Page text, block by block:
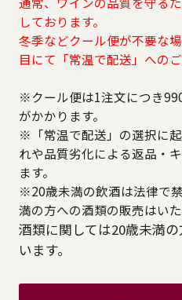
しております。
冬季などクール便が不要な
目にて「常温で配送」への
※クール便は1注文につき
がかかります。
※「常温で配送」の選択に
れや品質劣化による返品・
ます。
※20歳未満の飲酒は法律で
満の方への酒類の販売はい
酒類に関しては20歳未満
います。